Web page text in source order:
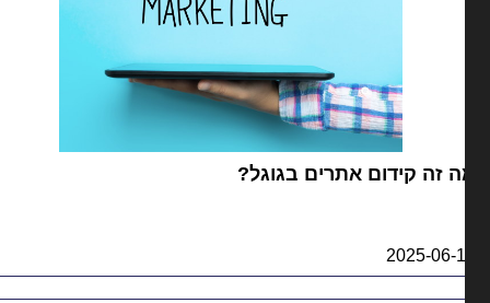
זה קידום אתרים בגוגל?
2025-06-